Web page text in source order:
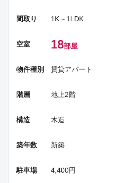
間取り 1K～1LDK
空室 18部屋
物件種別 賃貸アパート
階層 地上2階
構造 木造
築年数 新築
駐車場 4,400円